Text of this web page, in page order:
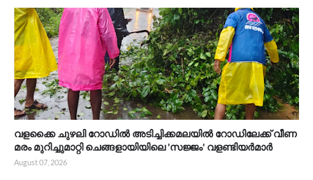
വളക്കൈ ചുഴലി റോഡിൽ അടിച്ചിക്കമലയിൽ റോഡിലേക്ക് വീണ
മരം മുറിച്ചുമാറ്റി ചെങ്ങളായിയിലെ 'സജ്ജം' വളണ്ടിയർമാർ
August 07, 2026